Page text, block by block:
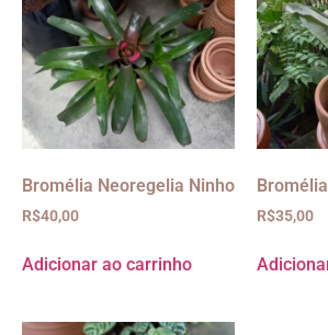
Bromélia Neoregelia Ninho
R$40,00
Adicionar ao carrinho
R$35,00